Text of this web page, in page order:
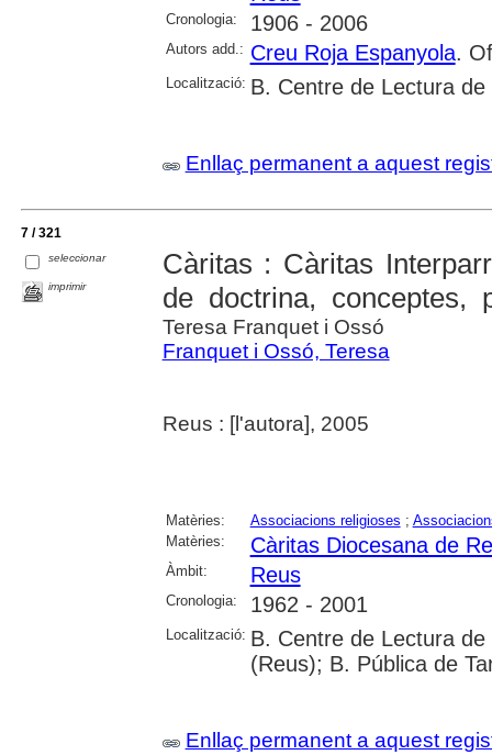
Cronologia: 1906 - 2006
Autors add.: Creu Roja Espanyola.
Localització: B. Centre de Lectura de
Enllaç permanent a aquest
7 / 321
seleccionar
imprimir
Càritas : Càritas
de doctrina, conceptes,
Teresa Franquet i Ossó
Franquet i Ossó, Teresa
Reus : [l'autora], 2005
Matèries: Associacions religioses ;
Matèries:
Càritas Diocesana de
Àmbit: Reus
Cronologia: 1962 - 2001
Localització: B. Centre de Lectura
(Reus); B. Pública de
Enllaç permanent a aquest